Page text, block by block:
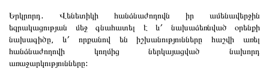
Երկրորդ. Վենետիկի հանձնաժողովն իր ամենավերջին
եզրակացության մեջ գնահատել է և՛ նախաձեռնված օրենքի
նախագիծը, և՛ որքանով են իշխանությունները հաշվի առել
հանձնաժողովի կողմից ներկայացված նախորդ
առաջարկությունները: